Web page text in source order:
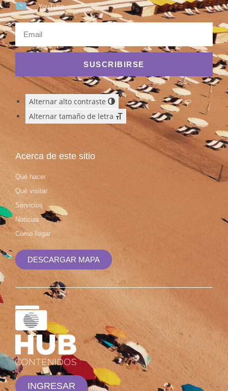
YouTube
SUSCRIBIRSE
Alternar alto contraste
Alternar tamaño de letra
Acerca de este sitio
Qué hacer
Qué visitar
Servicios
Noticias
Cómo llegar
DESCARGAR MAPA
INGRESAR